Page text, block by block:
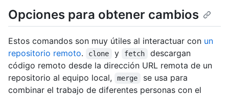
Opciones para obtener cambios
Estos comandos son muy útiles al interactuar con un
repositorio remoto. clone y fetch
descargan
código remoto desde la dirección URL remota de un
repositorio al equipo local,
merge
se usa para
combinar el trabajo de diferentes personas con el